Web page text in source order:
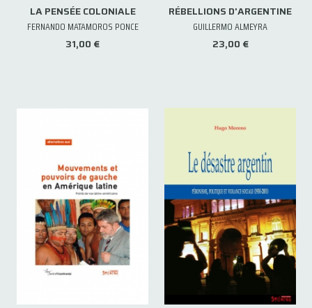
LA PENSÉE COLONIALE
FERNANDO MATAMOROS PONCE
31,00 €
RÉBELLIONS D'ARGENTINE
GUILLERMO ALMEYRA
23,00 €